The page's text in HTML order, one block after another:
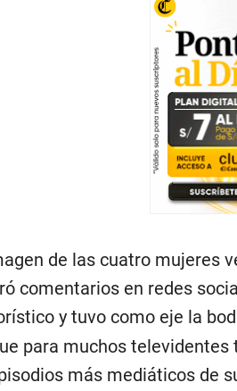
de las cuatro mujeres
comentarios en redes
y tuvo como eje la
para muchos
más mediáticos de